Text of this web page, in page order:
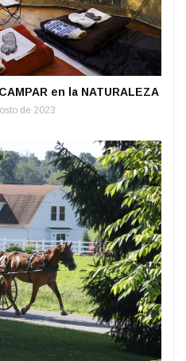
en la NATURALEZA
de 2023